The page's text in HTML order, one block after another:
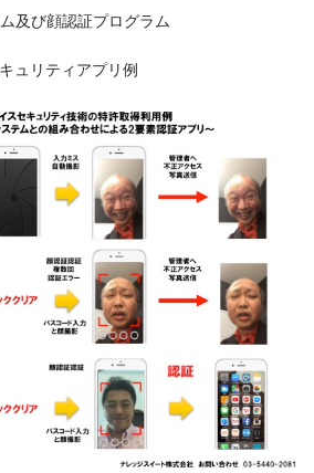
及び顔認証プログラム
ュリティアプリ例